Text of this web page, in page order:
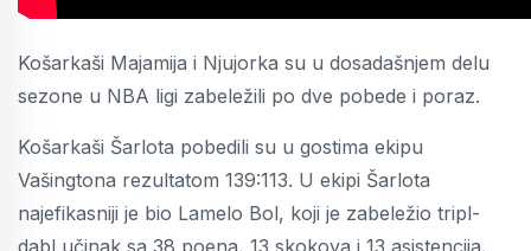
Košarkaši Majamija i Njujorka su u dosadašnjem delu
sezone u NBA ligi zabeležili po dve pobede i poraz.
Košarkaši Šarlota pobedili su u gostima ekipu
Vašingtona rezultatom 139:113. U ekipi Šarlota
najefikasniji je bio Lamelo Bol, koji je zabeležio tripl-
dabl učinak sa 38 poena, 13 skokova i 13 asistencija.